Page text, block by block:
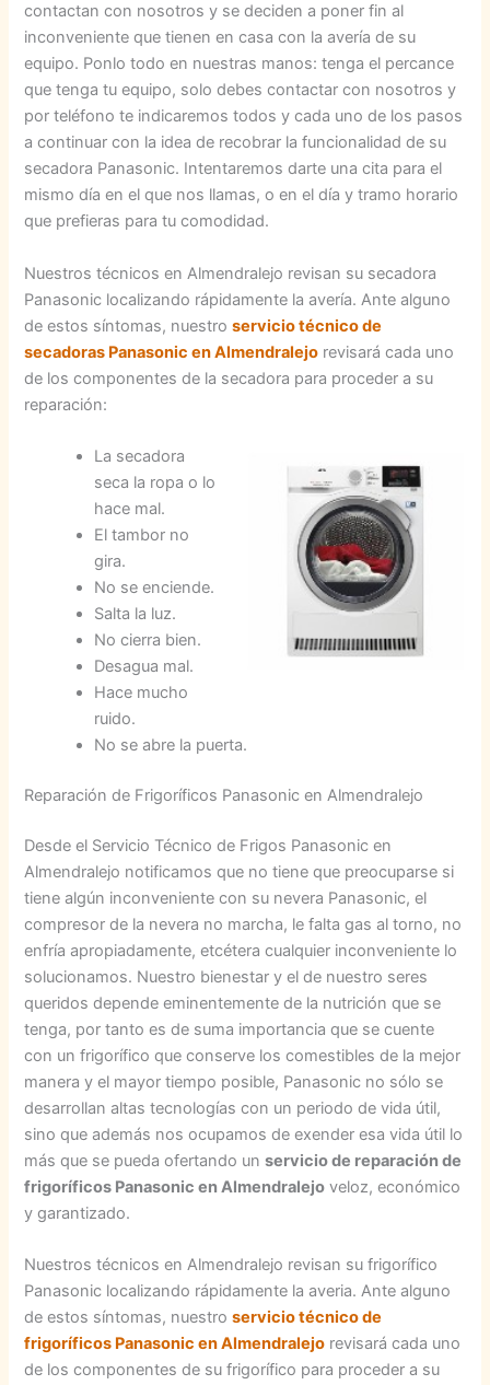
contactan con nosotros y se deciden a poner fin al
inconveniente que tienen en casa con la avería de su
equipo. Ponlo todo en nuestras manos: tenga el percance
que tenga tu equipo, solo debes contactar con nosotros y
por teléfono te indicaremos todos y cada uno de los pasos
a continuar con la idea de recobrar la funcionalidad de su
secadora Panasonic. Intentaremos darte una cita para el
mismo día en el que nos llamas, o en el día y tramo horario
que prefieras para tu comodidad.
Nuestros técnicos en Almendralejo revisan su secadora
Panasonic localizando rápidamente la avería. Ante alguno
de estos síntomas, nuestroservicio técnico de
secadoras Panasonic en Almendralejo revisará cada uno
de los componentes de la secadora para proceder a su
reparación:
La secadora
seca la ropa o lo
hace mal.
El tambor no
gira.
No se enciende.
Salta la luz.
No cierra bien.
Desagua mal.
Hace mucho
ruido.
No se abre la puerta.
Reparación de Frigoríficos Panasonic en Almendralejo
Desde el Servicio Técnico de Frigos Panasonic en
Almendralejo notificamos que no tiene que preocuparse si
tiene algún inconveniente con su nevera Panasonic, el
compresor de la nevera no marcha, le falta gas al torno, no
enfría apropiadamente, etcétera cualquier inconveniente lo
solucionamos. Nuestro bienestar y el de nuestro seres
queridos depende eminentemente de la nutrición que se
tenga, por tanto es de suma importancia que se cuente
con un frigorífico que conserve los comestibles de la mejor
manera y el mayor tiempo posible, Panasonic no sólo se
desarrollan altas tecnologías con un periodo de vida útil,
sino que además nos ocupamos de exender esa vida útil lo
más que se pueda ofertando unservicio de reparación de
frigoríficos Panasonic en Almendralejo veloz, económico
y garantizado.
Nuestros técnicos en Almendralejo revisan su frigorífico
Panasonic localizando rápidamente la averia. Ante alguno
de estos síntomas, nuestroservicio técnico de
frigoríficos Panasonic en Almendralejo revisará cada uno
de los componentes de su frigorífico para proceder a su